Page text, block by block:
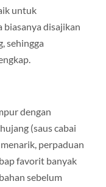
untuk
biasanya disajikan
sehingga
dengan
(saus cabai
perpaduan
favorit banyak
sebelum